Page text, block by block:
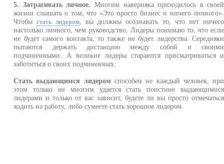
5. Затрагивать личное. Многим наверняка приходилось в своей
жизни слышать о том, что «Это просто бизнес и ничего личного».
Чтобыстать лидером, вы должны осознавать то, что нет ничего
настолько личного, чем руководство. Лидеры понимаю то, что если
не будет самого контакта, то также не будет лидерства. Середняки
пытаются держать дистанцию между собой и своими
подчиненными. А великие лидеры стараются присматриваться и
заботиться о своих подчиненных.
Стать выдающимся лидером способен не каждый человек, при
этом только не многим удается стать поистине выдающимися
лидерами и только от вас зависит, будете ли вы просто отмечаться
ходить на работу, либо сумеете стать хорошим лидером.